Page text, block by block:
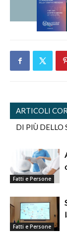
ARTICOLI
DI PIÙ DELLO
Fatti e Persone
Fatti e Persone